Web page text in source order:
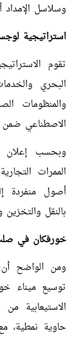
وسلاسل الإمداد
استراتيجية
تقوم
البحري
والمنظومات
الاصطناعي
وبحسب إعلان
الممرات
أصول منفردة
بالنقل
خورفكان في
ومن الواضح أن
توسيع ميناء